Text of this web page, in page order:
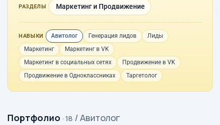
РАЗДЕЛЫ Маркетинг и Продвижение
НАВЫКИ Авитолог Генерация лидов
Лиды
Маркетинг
Маркетинг в VK
Маркетинг в социальных сетях
Продвижение в VK
Продвижение в Одноклассниках
Таргетолог
Портфолио · 18 / Авитолог